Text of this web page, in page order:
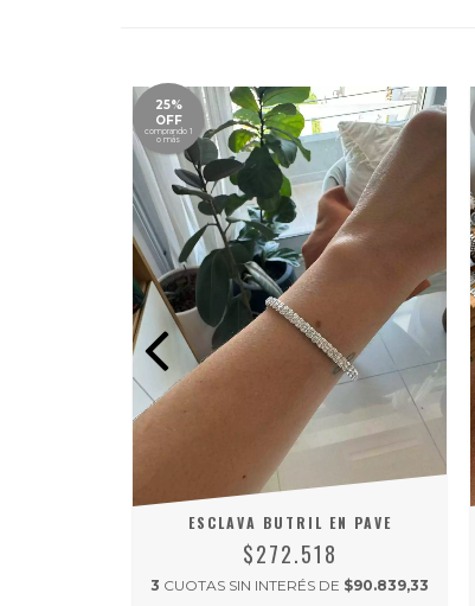
25%
OFF
comprando 1
o más
ESCLAVA BUTRIL EN PAVE
$272.518
3 CUOTAS SIN INTERÉS DE $90.839,33